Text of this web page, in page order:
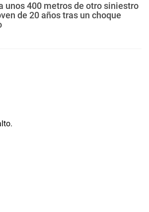
unos 400 metros de otro siniestro
de 20 años tras un choque